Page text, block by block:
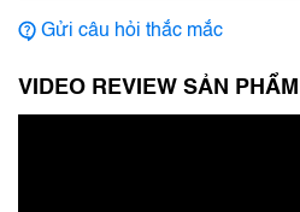
Gửi câu hỏi thắc mắc
VIDEO REVIEW SẢN PHẨM